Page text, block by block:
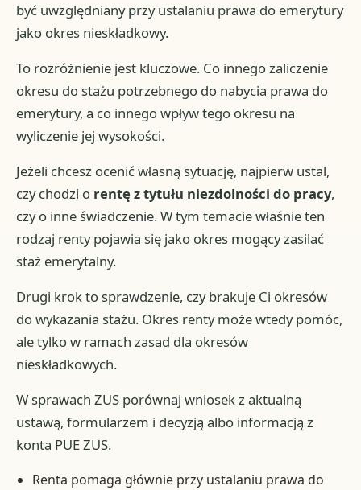
być uwzględniany przy ustalaniu prawa do emerytury
jako okres nieskładkowy.
To rozróżnienie jest kluczowe. Co innego zaliczenie
okresu do stażu potrzebnego do nabycia prawa do
emerytury, a co innego wpływ tego okresu na
wyliczenie jej wysokości.
Jeżeli chcesz ocenić własną sytuację, najpierw ustal,
czy chodzi o rentę z tytułu niezdolności do pracy,
czy o inne świadczenie. W tym temacie właśnie ten
rodzaj renty pojawia się jako okres mogący zasilać
staż emerytalny.
Drugi krok to sprawdzenie, czy brakuje Ci okresów
do wykazania stażu. Okres renty może wtedy pomóc,
ale tylko w ramach zasad dla okresów
nieskładkowych.
W sprawach ZUS porównaj wniosek z aktualną
ustawą, formularzem i decyzją albo informacją z
konta PUE ZUS.
Renta pomaga głównie przy ustalaniu prawa do